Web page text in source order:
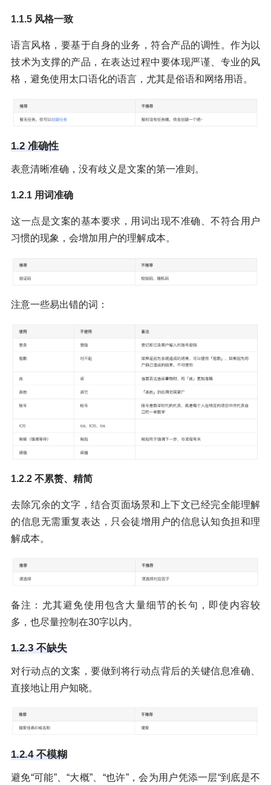
1.1.5 风格一致
语言风格，要基于自身的业务，符合产品的调性。作为以
技术为支撑的产品，在表达过程中要体现严谨、专业的风
格，避免使用太口语化的语言，尤其是俗语和网络用语。
1.2 准确性
表意清晰准确，没有歧义是文案的第一准则。
1.2.1 用词准确
这一点是文案的基本要求，用词出现不准确、不符合用户
习惯的现象，会增加用户的理解成本。
注意一些易出错的词：
1.2.2 不累赘、精简
去除冗余的文字，结合页面场景和上下文已经完全能理解
的信息无需重复表达，只会徒增用户的信息认知负担和理
解成本。
备注：尤其避免使用包含大量细节的长句，即使内容较
多，也尽量控制在30字以内。
1.2.3 不缺失
对行动点的文案，要做到将行动点背后的关键信息准确、
直接地让用户知晓。
1.2.4 不模糊
避免“可能”、“大概”、“也许”，会为用户凭添一层“到底是不